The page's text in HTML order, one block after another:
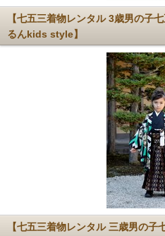
【七五三着物レンタル 3歳男の子
るんkids style】
【七五三着物レンタル 三歳男の